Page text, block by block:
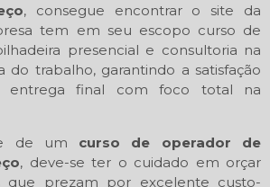
, consegue encontrar o site da
tem em seu escopo curso de
presencial e consultoria na
do trabalho, garantindo a satisfação
entrega final com foco total na
de um curso de operador de
, deve-se ter o cuidado em orçar
que prezam por excelente custo-